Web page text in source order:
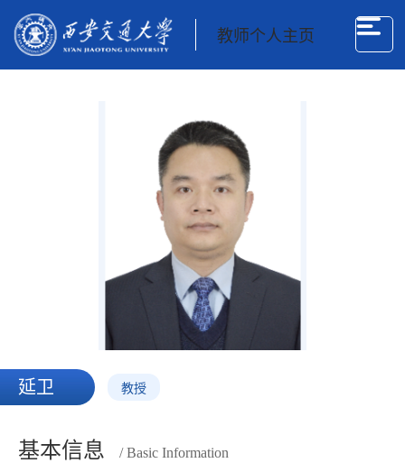
教师个人主页
延卫 教授
基本信息 / Basic Information